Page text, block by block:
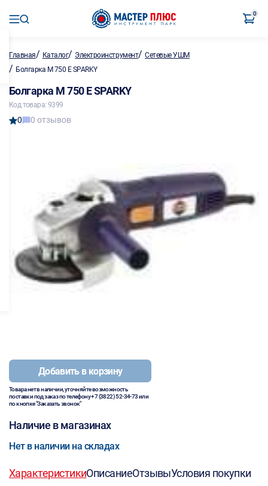
0
Главная/ Каталог/ Электроинструмент/Сетевые УШМ
/ Болгарка M 750 Е SPARKY
Болгарка M 750 Е SPARKY
Код товара: 9399
0 0 отзывов
Добавить в корзину
Товара нет в наличии, уточняйте возможность
поставки под заказ по телефону+7 (3822) 52-34-73или
по кнопке "Заказать звонок"
Наличие в магазинах
Нет в наличии на складах
ХарактеристикиОписаниеОтзывыУсловия покупки